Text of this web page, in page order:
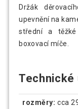
Držák
upevnění na
střední a
boxovací míče.
Technické
rozměry: cca